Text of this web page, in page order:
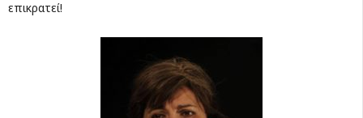
επικρατεί!